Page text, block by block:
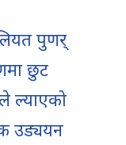
पुणर्
छुट
ल्याएको
उड्ययन